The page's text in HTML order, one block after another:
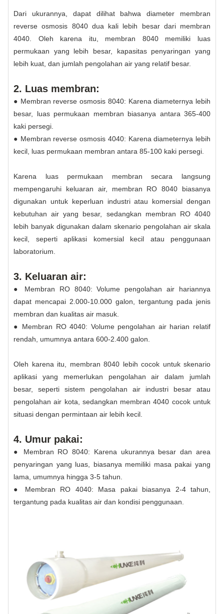
Dari ukurannya, dapat dilihat bahwa diameter membran
reverse osmosis 8040 dua kali lebih besar dari membran
4040. Oleh karena itu, membran 8040 memiliki luas
permukaan yang lebih besar, kapasitas penyaringan yang
lebih kuat, dan jumlah pengolahan air yang relatif besar.
2. Luas membran:
● Membran reverse osmosis 8040: Karena diameternya lebih
besar, luas permukaan membran biasanya antara 365-400
kaki persegi.
● Membran reverse osmosis 4040: Karena diameternya lebih
kecil, luas permukaan membran antara 85-100 kaki persegi.
Karena luas permukaan membran secara langsung
mempengaruhi keluaran air, membran RO 8040 biasanya
digunakan untuk keperluan industri atau komersial dengan
kebutuhan air yang besar, sedangkan membran RO 4040
lebih banyak digunakan dalam skenario pengolahan air skala
kecil, seperti aplikasi komersial kecil atau penggunaan
laboratorium.
3. Keluaran air:
● Membran RO 8040: Volume pengolahan air hariannya
dapat mencapai 2.000-10.000 galon, tergantung pada jenis
membran dan kualitas air masuk.
● Membran RO 4040: Volume pengolahan air harian relatif
rendah, umumnya antara 600-2.400 galon.
Oleh karena itu, membran 8040 lebih cocok untuk skenario
aplikasi yang memerlukan pengolahan air dalam jumlah
besar, seperti sistem pengolahan air industri besar atau
pengolahan air kota, sedangkan membran 4040 cocok untuk
situasi dengan permintaan air lebih kecil.
4. Umur pakai:
● Membran RO 8040: Karena ukurannya besar dan area
penyaringan yang luas, biasanya memiliki masa pakai yang
lama, umumnya hingga 3-5 tahun.
● Membran RO 4040: Masa pakai biasanya 2-4 tahun,
tergantung pada kualitas air dan kondisi penggunaan.